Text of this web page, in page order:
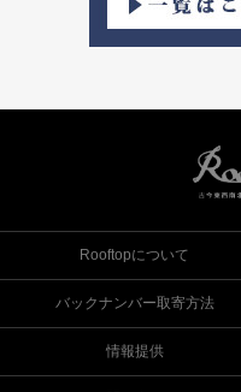
Rooftopについて
バックナンバー取寄方法
情報提供